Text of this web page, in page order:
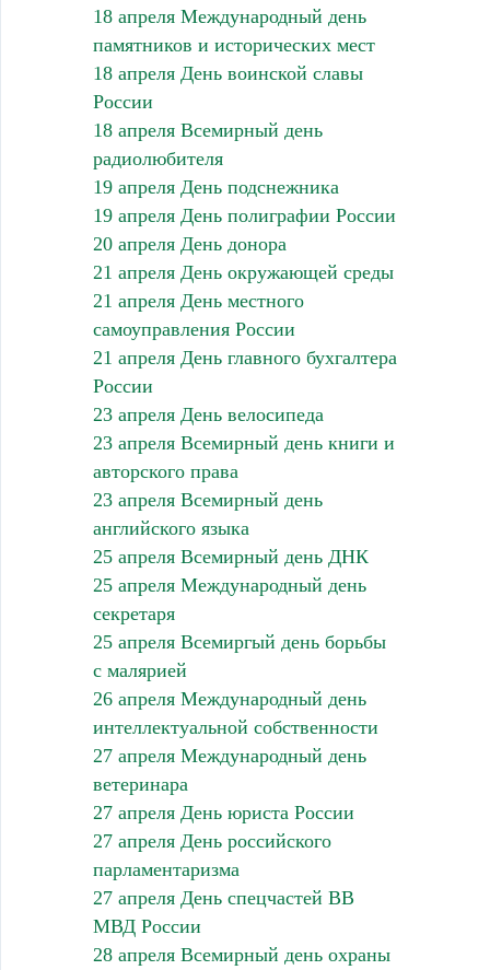
18 апреля Международный день
памятников и исторических мест
18 апреля День воинской славы
России
18 апреля Всемирный день
радиолюбителя
19 апреля День подснежника
19 апреля День полиграфии России
20 апреля День донора
21 апреля День окружающей среды
21 апреля День местного
самоуправления России
21 апреля День главного бухгалтера
России
23 апреля День велосипеда
23 апреля Всемирный день книги и
авторского права
23 апреля Всемирный день
английского языка
25 апреля Всемирный день ДНК
25 апреля Международный день
секретаря
25 апреля Всемиргый день борьбы
с малярией
26 апреля Международный день
интеллектуальной собственности
27 апреля Международный день
ветеринара
27 апреля День юриста России
27 апреля День российского
парламентаризма
27 апреля День спецчастей ВВ
МВД России
28 апреля Всемирный день охраны